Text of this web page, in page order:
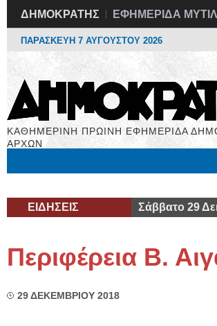
ΔΗΜΟΚΡΑΤΗΣ ΕΦΗΜΕΡΙΔΑ
ΠΑΡΑΣΚΕΥΗ 7 ΑΥΓΟΥΣΤΟΥ 2026
ΚΑΘΗΜΕΡΙΝΗ ΠΡΩΙΝΗ ΕΦΗΜΕΡΙΔΑ
ΑΡΧΩΝ
ΕΙΔΗΣΕΙΣ Σάββατο 29
Περιφέρεια Β.
29 ΔΕΚΕΜΒΡΙΟΥ 2018